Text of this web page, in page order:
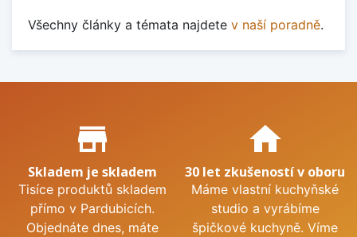
Všechny články a témata najdete v naší poradně.
Proč nakupovat u nás?
store_mall_directory
Skladem je skladem
Tisíce produktů skladem
přímo v Pardubicích.
Objednáte dnes, máte
home
30 let zkušeností v oboru
Máme vlastní kuchyňské
studio a vyrábíme
špičkové kuchyně. Víme